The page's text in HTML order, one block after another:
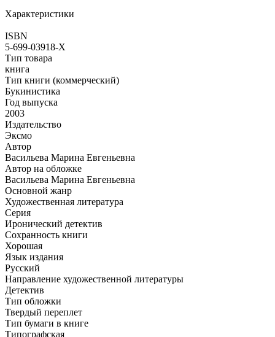
Характеристики
ISBN
5-699-03918-Х
Тип товара
книга
Тип книги (коммерческий)
Букинистика
Год выпуска
2003
Издательство
Эксмо
Автор
Васильева Марина Евгеньевна
Автор на обложке
Васильева Марина Евгеньевна
Основной жанр
Художественная литература
Серия
Иронический детектив
Сохранность книги
Хорошая
Язык издания
Русский
Направление художественной литературы
Детектив
Тип обложки
Твердый переплет
Тип бумаги в книге
Типографская